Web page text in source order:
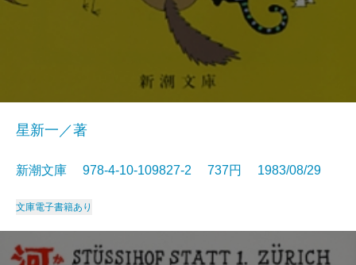
星新一／著
新潮文庫 978-4-10-109827-2 737円 1983/08/29
文庫電子書籍あり